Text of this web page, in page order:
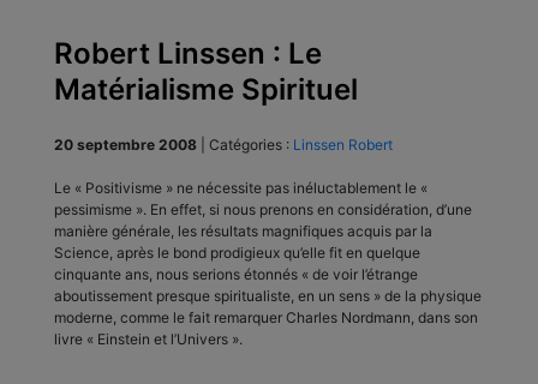
Robert Linssen : Le
Matérialisme Spirituel
20 septembre 2008 Catégories : Linssen Robert
Le « Positivisme » ne nécessite pas inéluctablement le «
pessimisme ». En effet, si nous prenons en considération, d’une
manière générale, les résultats magnifiques acquis par la
Science, après le bond prodigieux qu’elle fit en quelque
cinquante ans, nous serions étonnés « de voir l’étrange
aboutissement presque spiritualiste, en un sens » de la physique
moderne, comme le fait remarquer Charles Nordmann, dans son
livre « Einstein et l’Univers ».